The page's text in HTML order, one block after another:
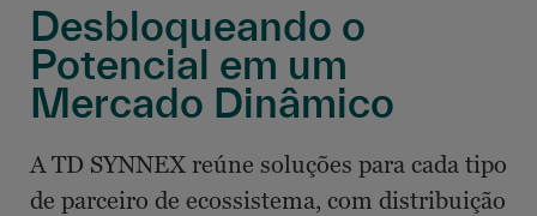
Desbloqueando o
Potencial em um
Mercado Dinâmico
A TD SYNNEX reúne soluções para cada tipo
de parceiro de ecossistema, com distribuição